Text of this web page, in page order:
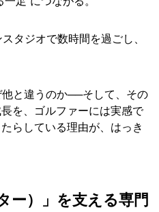
タジオで数時間を過ごし、
と違うのか──そして、その
を、ゴルファーには実感で
らしている理由が、はっき
ー）」を支える専門